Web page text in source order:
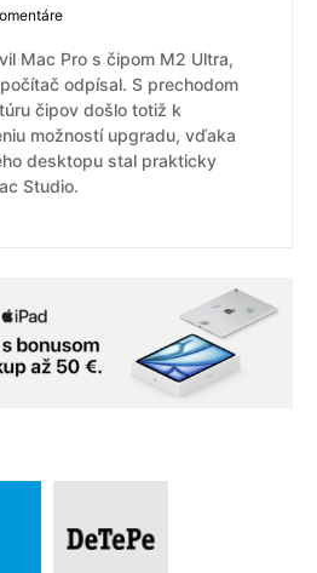
Mac Pro s čipom M2 Ultra,
odpísal. S prechodom
čipov došlo totiž k
možností upgradu, vďaka
desktopu stal prakticky
Studio.